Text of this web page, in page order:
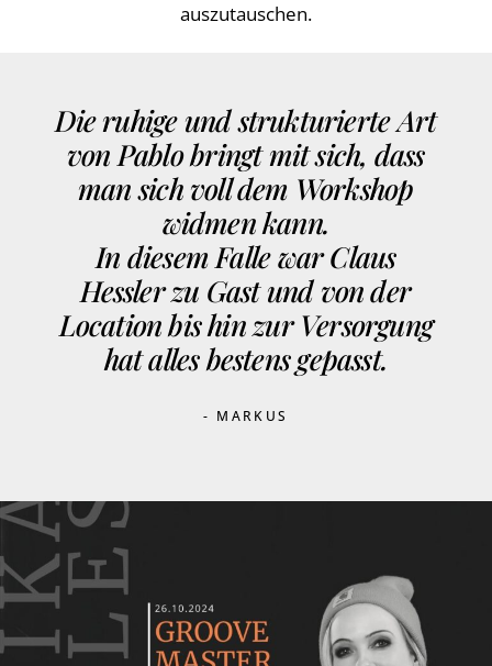
auszutauschen.
Die ruhige und strukturierte Art
von Pablo bringt mit sich, dass
man sich voll dem Workshop
widmen kann.
In diesem Falle war Claus
Hessler zu Gast und von der
Location bis hin zur Versorgung
hat alles bestens gepasst.
- MARKUS